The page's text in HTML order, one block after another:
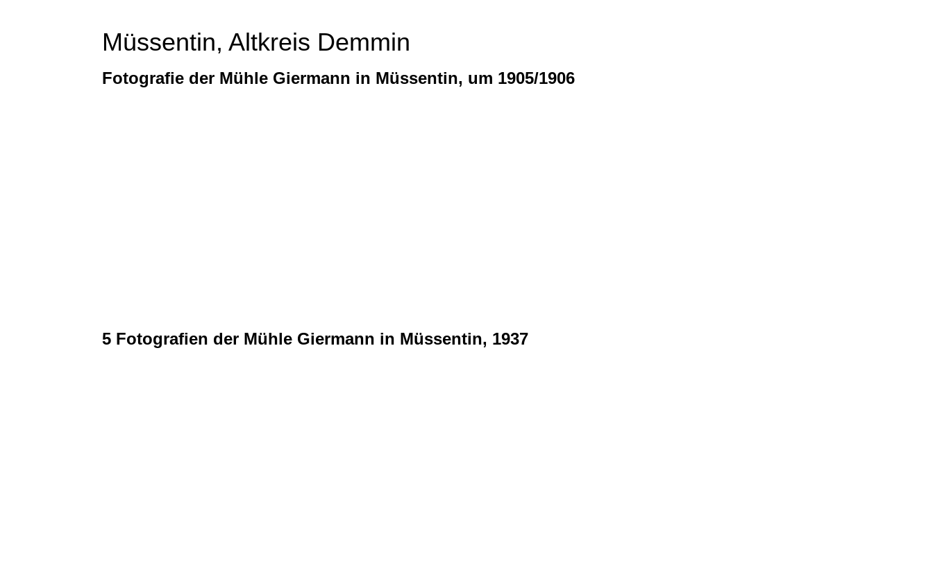
Müssentin, Altkreis Demmin
Fotografie der Mühle Giermann in Müssentin, um 1905/1906
5 Fotografien der Mühle Giermann in Müssentin, 1937